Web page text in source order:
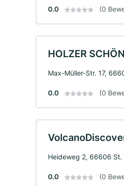
0.0 (0
HOLZER
Max-Müller-Str. 17,
0.0 (0
Heideweg 2, 66606 St.
0.0 (0